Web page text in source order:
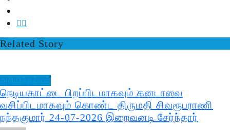
Related Story
நெடியகாட்டை பிறப்பிடமாகவும் கனடாவை
வசிப்பிடமாகவும் கொண்ட திருமதி சிவரூபராணி
நந்தகுமார் 24-07-2026 இறைவனடி சேர்ந்தார்